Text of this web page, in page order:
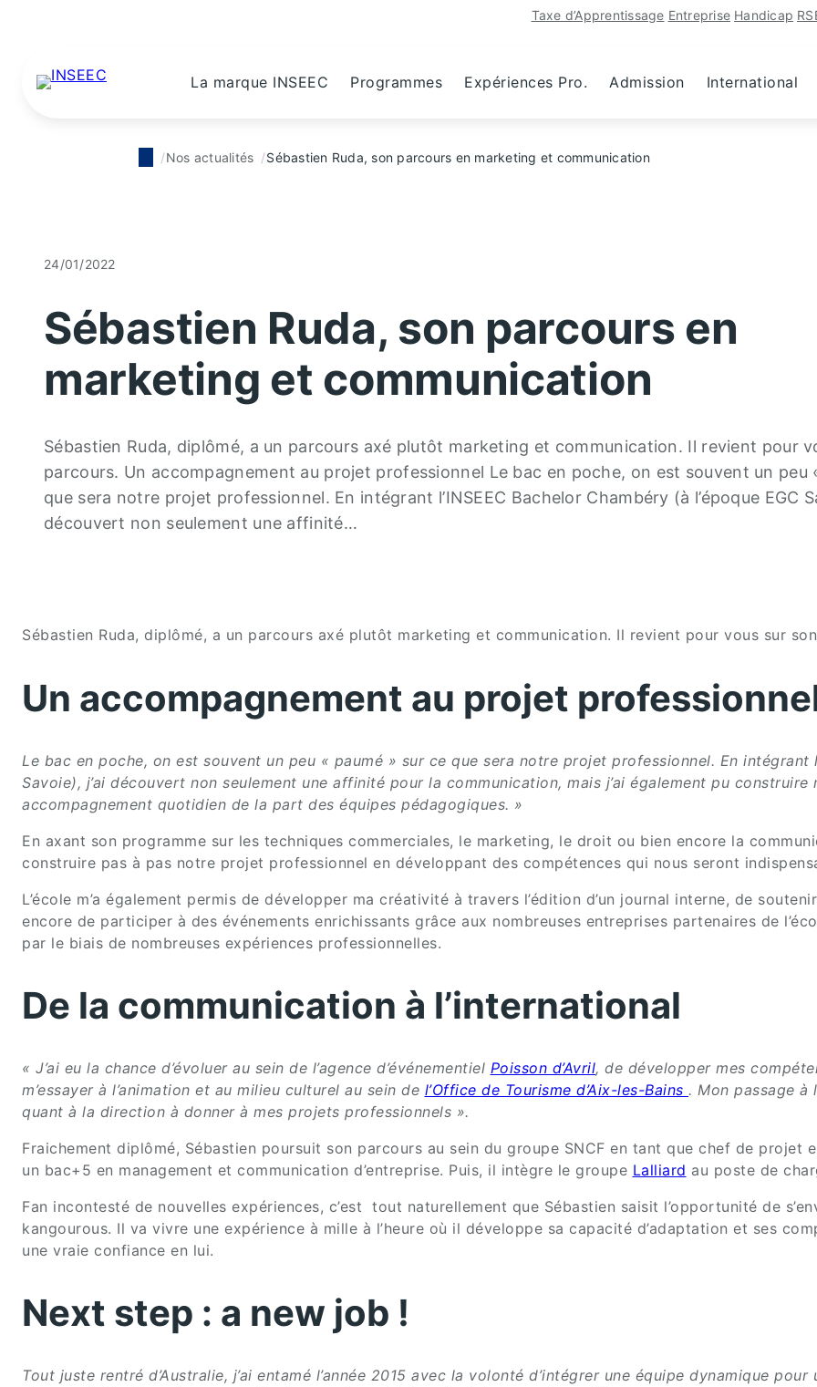
Taxe d’Apprentissage Entreprise Handicap
La marque INSEEC Programmes Expériences Pro. Admission International
Nos actualités Sébastien Ruda, son parcours en marketing et communication
24/01/2022
Sébastien Ruda, son parcours en
marketing et communication
Sébastien Ruda, diplômé, a un parcours axé plutôt marketing et communication. Il revient pour
parcours. Un accompagnement au projet professionnel Le bac en poche, on est souvent un peu
que sera notre projet professionnel. En intégrant l’INSEEC Bachelor Chambéry (à l’époque EGC
découvert non seulement une affinité…
Sébastien Ruda, diplômé, a un parcours axé plutôt marketing et communication. Il revient pour vous sur
Un accompagnement au projet
Le bac en poche, on est souvent un peu « paumé » sur ce que sera notre projet professionnel. En intégrant
Savoie), j’ai découvert non seulement une affinité pour la communication, mais j’ai également pu
accompagnement quotidien de la part des équipes pédagogiques. »
En axant son programme sur les techniques commerciales, le marketing, le droit ou bien encore la
construire pas à pas notre projet professionnel en développant des compétences qui nous seront
L’école m’a également permis de développer ma créativité à travers l’édition d’un journal interne, de
encore de participer à des événements enrichissants grâce aux nombreuses entreprises partenaires de
par le biais de nombreuses expériences professionnelles.
De la communication à l’international
« J’ai eu la chance d’évoluer au sein de l’agence d’événementiel Poisson d’Avril, de développer mes
m’essayer à l’animation et au milieu culturel au sein de l’Office de Tourisme d’Aix-les-Bains . Mon passage à
quant à la direction à donner à mes projets professionnels ».
Fraichement diplômé, Sébastien poursuit son parcours au sein du groupe SNCF en tant que chef de projet
un bac+5 en management et communication d’entreprise. Puis, il intègre le groupe Lalliard au poste de
Fan incontesté de nouvelles expériences, c’est tout naturellement que Sébastien saisit l’opportunité de
kangourous. Il va vivre une expérience à mille à l’heure où il développe sa capacité d’adaptation et ses
une vraie confiance en lui.
Next step : a new job !
Tout juste rentré d’Australie, j’ai entamé l’année 2015 avec la volonté d’intégrer une équipe dynamique